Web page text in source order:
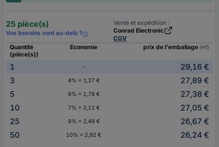
25 pièce(s)
Vos besoins vont au-delà ?
Vente et expédition :
Conrad Electronic
CGV
Quantité
(pièce(s))
Economie prix de l'emballage (HT)
1 -
29,16 €
3
4% = 1,27 €
27,89 €
5
6% = 1,78 €
27,38 €
10
7% = 2,11 €
27,05 €
25
9% = 2,49 €
26,67 €
50
10% = 2,92 € 26,24 €